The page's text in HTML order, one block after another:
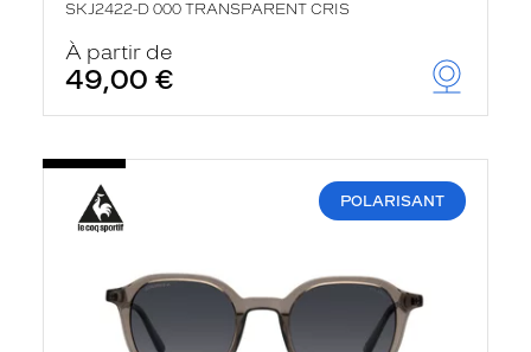
SKJ2422-D 000 TRANSPARENT CRIS
À partir de
49,00 €
POLARISANT